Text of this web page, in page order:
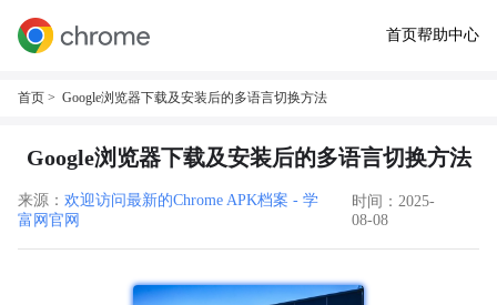
首页帮助中心
首页 > Google浏览器下载及安装后的多语言切换方法
Google浏览器下载及安装后的多语言切换方法
来源： 欢迎访问最新的Chrome APK档案 - 学
富网官网
时间：2025-
08-08